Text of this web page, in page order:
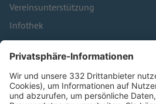
Vereinsunterstützung
Infothek
Kontakt
HÄUFIG BESUCHTE SEITEN
Pässe und Vereinswechsel